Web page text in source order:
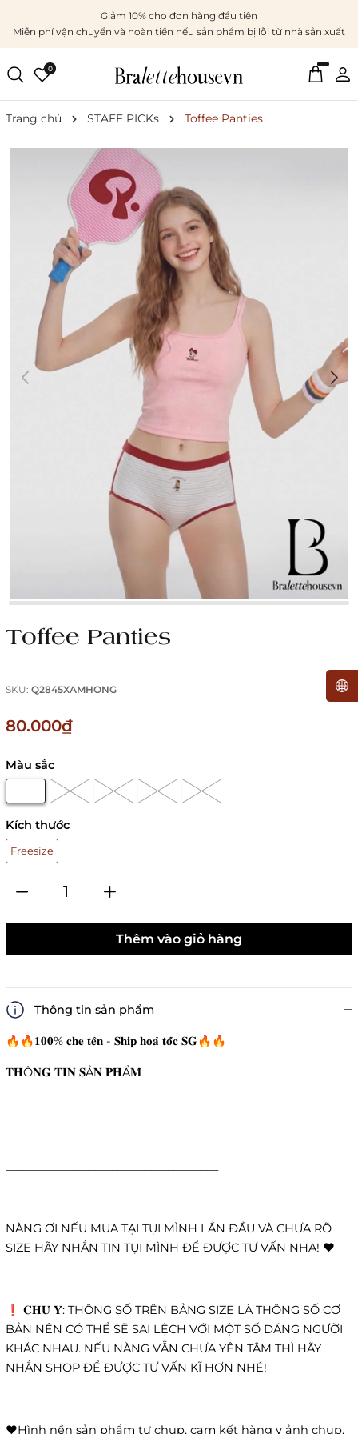
Giảm 10% cho đơn hàng đầu tiên
Miễn phí vận chuyển và hoàn tiền nếu sản phẩm bị lỗi từ nhà sản xuất
0
Trang chủ STAFF PICKs Toffee Panties
Toffee Panties
SKU: Q2845XAMHONG
80.000₫
Màu sắc
Kích thước
Freesize
Thêm vào giỏ hàng
Thông tin sản phẩm
🔥🔥𝟏𝟎𝟎% 𝐜𝐡𝐞 𝐭𝐞̂𝐧 - 𝐒𝐡𝐢𝐩 𝐡𝐨𝐚̉ 𝐭𝐨̂́𝐜 𝐒𝐆🔥🔥
𝐓𝐇Ô𝐍𝐆 𝐓𝐈𝐍 𝐒Ả𝐍 𝐏𝐇Ẩ𝐌
NÀNG ƠI NẾU MUA TẠI TỤI MÌNH LẦN ĐẦU VÀ CHƯA RÕ
SIZE HÃY NHẮN TIN TỤI MÌNH ĐỂ ĐƯỢC TƯ VẤN NHA! ❤️
❗️ 𝐂𝐇𝐔́ 𝐘́: THÔNG SỐ TRÊN BẢNG SIZE LÀ THÔNG SỐ CƠ
BẢN NÊN CÓ THỂ SẼ SAI LỆCH VỚI MỘT SỐ DÁNG NGƯỜI
KHÁC NHAU. NẾU NÀNG VẪN CHƯA YÊN TÂM THÌ HÃY
NHẮN SHOP ĐỂ ĐƯỢC TƯ VẤN KĨ HƠN NHÉ!
❤️Hình nền sản phẩm tự chụp, cam kết hàng y ảnh chụp,